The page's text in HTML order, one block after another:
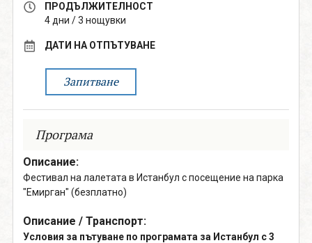
ПРОДЪЛЖИТЕЛНОСТ
4 дни / 3 нощувки
ДАТИ НА ОТПЪТУВАНЕ
Запитване
Програма
Описание:
Фестивал на лалетата в Истанбул с посещение на парка
"Емирган" (безплатно)
Описание / Транспорт:
Условия за пътуване по програмата за Истанбул с 3